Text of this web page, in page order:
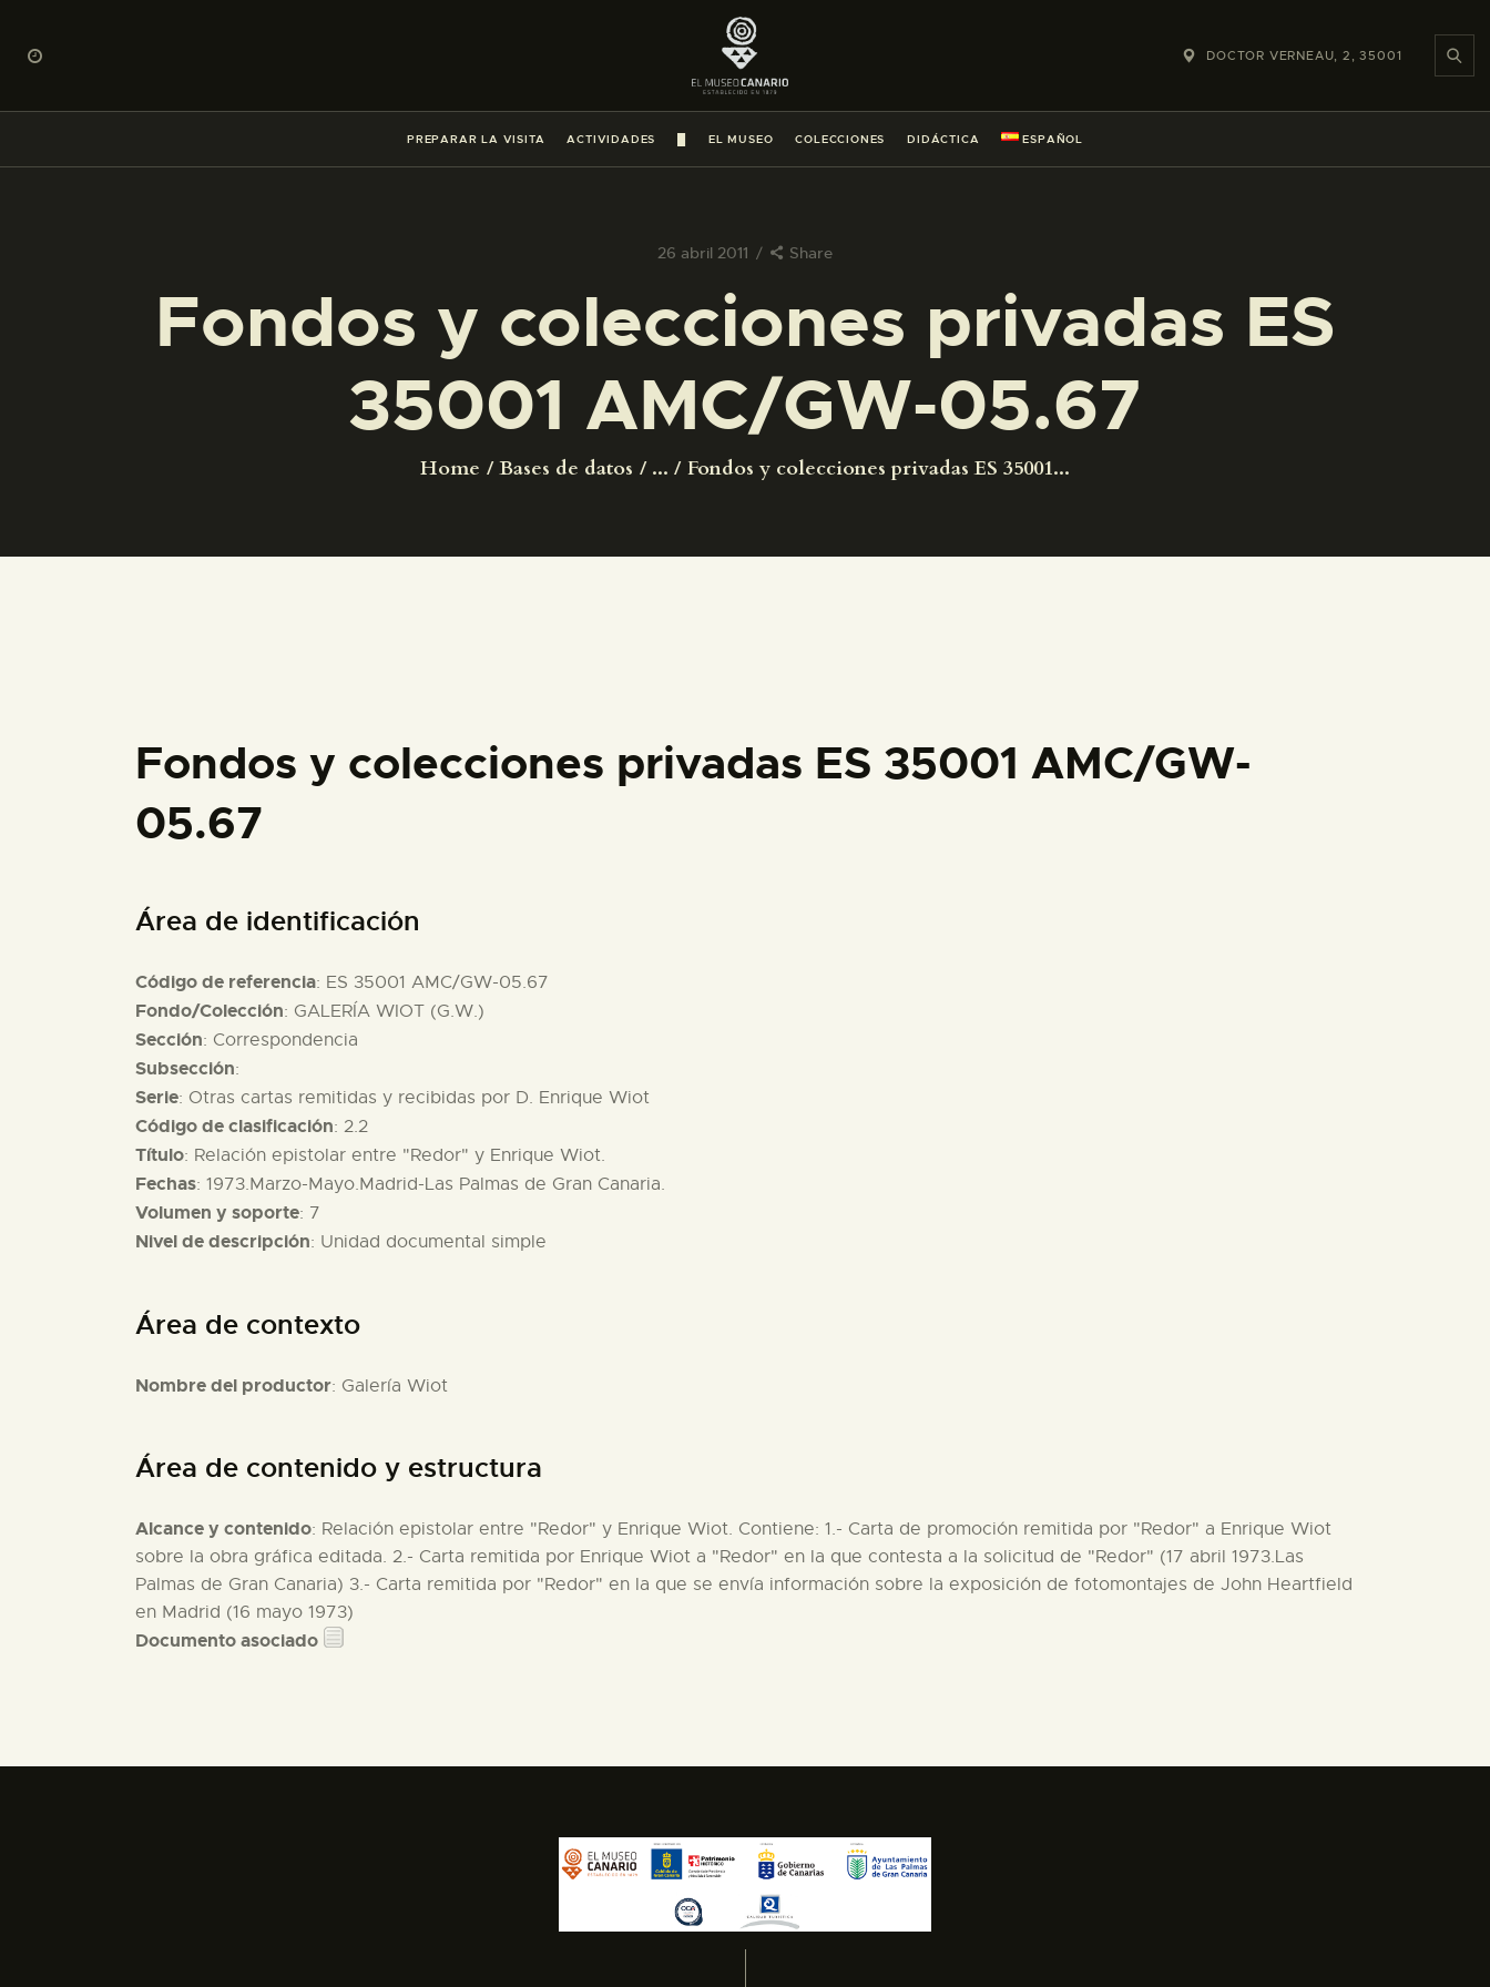
DOCTOR VERNEAU, 2, 35001
PREPARAR LA VISITA ACTIVIDADES EL MUSEO COLECCIONES DIDÁCTICA ESPAÑOL
26 abril 2011 Share
Fondos y colecciones privadas ES
35001 AMC/GW-05.67
Home Bases de datos ... Fondos y colecciones privadas ES 35001...
PREPARAR LA VISITA
ACTIVIDADES
█
COLECCIONES
DIDÁCTICA
ESPAÑOL
Fondos y colecciones privadas ES 35001 AMC/GW-
05.67
Área de identificación
Código de referencia: ES 35001 AMC/GW-05.67
Fondo/Colección: GALERÍA WIOT (G.W.)
Sección: Correspondencia
Subsección:
Serie: Otras cartas remitidas y recibidas por D. Enrique Wiot
Código de clasificación: 2.2
Título: Relación epistolar entre "Redor" y Enrique Wiot.
Fechas: 1973.Marzo-Mayo.Madrid-Las Palmas de Gran Canaria.
Volumen y soporte: 7
Nivel de descripción: Unidad documental simple
Área de contexto
Nombre del productor: Galería Wiot
Área de contenido y estructura
Alcance y contenido: Relación epistolar entre "Redor" y Enrique Wiot. Contiene: 1.- Carta de promoción remitida por "Redor" a Enrique Wiot
sobre la obra gráfica editada. 2.- Carta remitida por Enrique Wiot a "Redor" en la que contesta a la solicitud de "Redor" (17 abril 1973.Las
Palmas de Gran Canaria) 3.- Carta remitida por "Redor" en la que se envía información sobre la exposición de fotomontajes de John Heartfield
en Madrid (16 mayo 1973)
Documento asociado